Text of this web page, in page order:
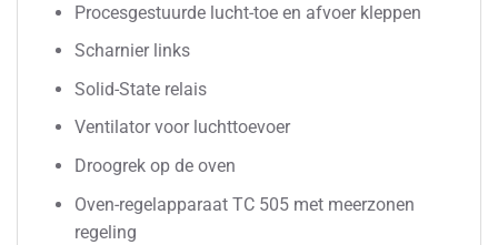
Procesgestuurde lucht-toe en afvoer kleppen
Scharnier links
Solid-State relais
Ventilator voor luchttoevoer
Droogrek op de oven
Oven-regelapparaat TC 505 met meerzonen
regeling